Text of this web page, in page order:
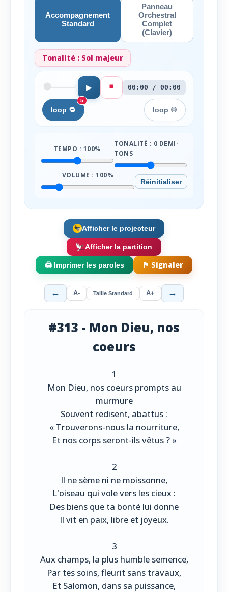
Accompagnement
Standard
Panneau
Orchestral
Complet
(Clavier)
Tonalité : Sol majeur
▶ ⏹️ 00:00 / 00:00
loop 🔁
5
loop ♾️
TEMPO : 100%
TONALITÉ : 0 DEMI-
TONS
VOLUME :100%
Réinitialiser
Afficher le projecteur
Afficher la partition
🖨️ Imprimer les paroles ⚑ Signaler
← A- Taille Standard A+ →
#313 - Mon Dieu, nos
coeurs
1
Mon Dieu, nos coeurs prompts au
murmure
Souvent redisent, abattus :
« Trouverons-nous la nourriture,
Et nos corps seront-ils vêtus ? »
2
Il ne sème ni ne moissonne,
L'oiseau qui vole vers les cieux :
Des biens que ta bonté lui donne
Il vit en paix, libre et joyeux.
3
Aux champs, la plus humble semence,
Par tes soins, fleurit sans travaux,
Et Salomon, dans sa puissance,